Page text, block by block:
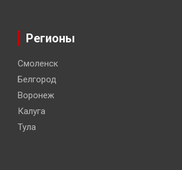
Регионы
Смоленск
Белгород
Воронеж
Калуга
Тула